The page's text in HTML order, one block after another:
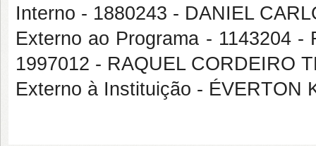
Interno - 1880243 - DANIEL
Externo ao Programa - 1143204 -
1997012 - RAQUEL CORDEIRO
Externo à Instituição - ÉVERTON